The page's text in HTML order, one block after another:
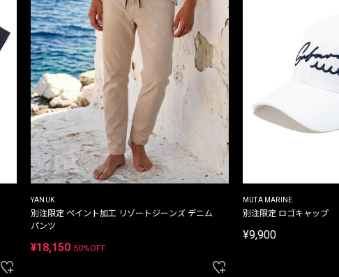
YANUK
別注限定 ペイント加工 リゾートジーンズ デニム
パンツ
¥18,150 50%OFF
MUTA MARINE
別注限定 ロゴキャップ
¥9,900